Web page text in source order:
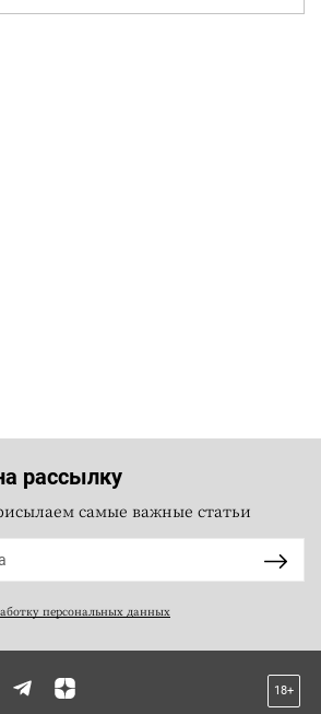
рассылку
самые важные статьи
персональных данных
18+